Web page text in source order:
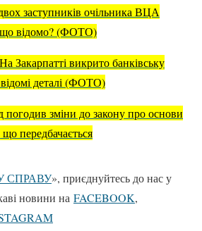
заступників очільника ВЦА
що відомо? (ФОТО)
На Закарпатті викрито банківську
деталі (ФОТО)
погодив зміни до закону про основи
передбачається
СПРАВУ», приєднуйтесь до нас у
новини на FACEBOOK,